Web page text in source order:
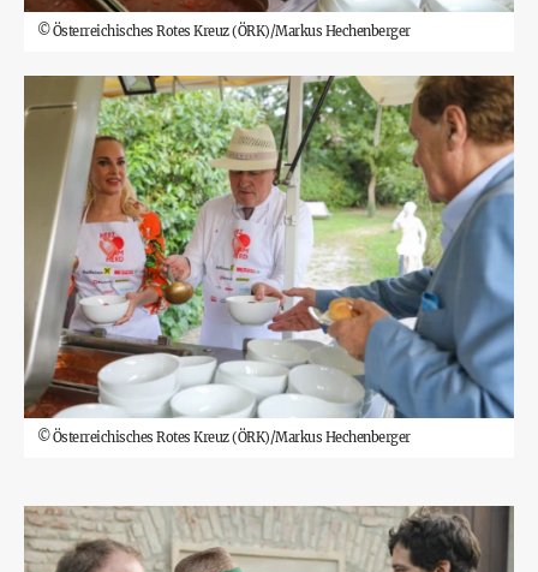
©Österreichisches Rotes Kreuz (ÖRK)/Markus Hechenberger
©Österreichisches Rotes Kreuz (ÖRK)/Markus Hechenberger